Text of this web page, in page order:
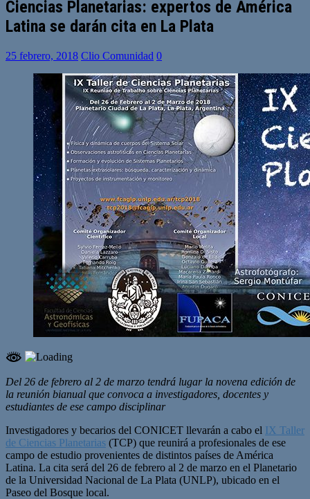
Ciencias Planetarias: expertos de América
Latina se darán cita en La Plata
25 febrero, 2018 Clio Comunidad 0
Del 26 de febrero al 2 de marzo tendrá lugar la novena edición de
la reunión bianual que convoca a investigadores, docentes y
estudiantes de ese campo disciplinar
Investigadores y becarios del CONICET llevarán a cabo el IX Taller
de Ciencias Planetarias (TCP) que reunirá a profesionales de ese
campo de estudio provenientes de distintos países de América
Latina. La cita será del 26 de febrero al 2 de marzo en el Planetario
de la Universidad Nacional de La Plata (UNLP), ubicado en el
Paseo del Bosque local.